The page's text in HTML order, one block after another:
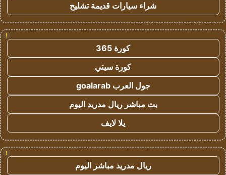
شراء سيارات قديمة تشليح
!
كورة 365
كورة سيتي
جول العرب goalarab
بث مباشر ريال مدريد اليوم
يلا لايف
!
ريال مدريد مباشر اليوم